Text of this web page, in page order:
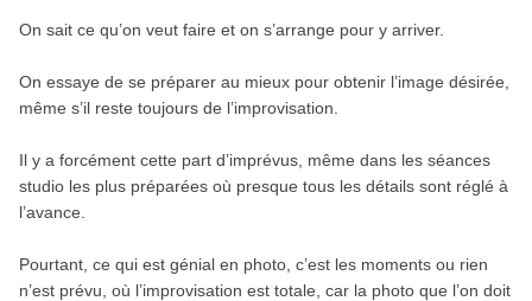
On sait ce qu’on veut faire et on s’arrange pour y arriver.
On essaye de se préparer au mieux pour obtenir l’image désirée,
même s’il reste toujours de l’improvisation.
Il y a forcément cette part d’imprévus, même dans les séances
studio les plus préparées où presque tous les détails sont réglé à
l’avance.
Pourtant, ce qui est génial en photo, c’est les moments ou rien
n’est prévu, où l’improvisation est totale, car la photo que l’on doit